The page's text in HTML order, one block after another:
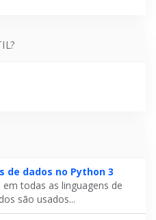
de dados no Python 3
todas as linguagens de
são usados...